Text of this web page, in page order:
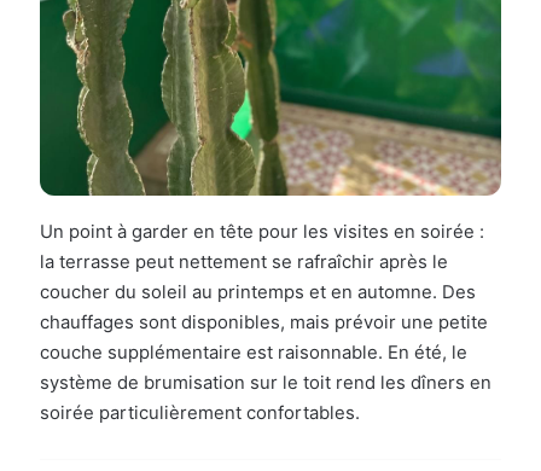
MEILLEUR MOMENT POUR VISITER
Réservez pour 18 h 30 et admirez la
Médina sous son plus beau jour
Un point à garder en tête pour les visites en soirée :
la terrasse peut nettement se rafraîchir après le
coucher du soleil au printemps et en automne. Des
chauffages sont disponibles, mais prévoir une petite
couche supplémentaire est raisonnable. En été, le
système de brumisation sur le toit rend les dîners en
soirée particulièrement confortables.